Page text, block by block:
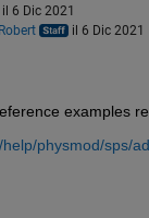
il 6 Dic 2021
il 6 Dic 2021
examples
physmod/sps/